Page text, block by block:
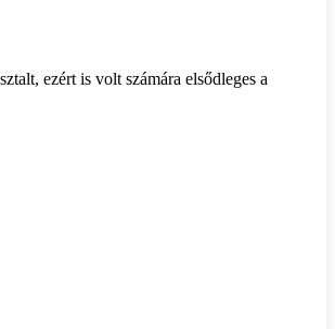
ezért is volt számára elsődleges a